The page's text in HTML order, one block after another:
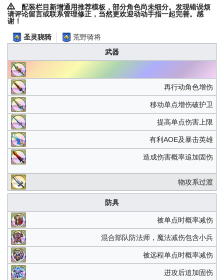
配装栏目新增通用推荐模板，部分角色尚未细分。发现错误烦
请评论留言或联系管理修正，当然更欢迎动动手指一起完善。感
谢！
圣灵骁骑
荒野骑将
武器
再行动角色增伤
移动单点增伤破护卫
提高单点伤害上限
有利AOE及暴击英雄
造成伤害概率追加固伤
物攻系过渡
防具
被单点时概率减伤
混合部队防法师，魔法减伤包含小兵
被远程单点时概率减伤
进攻后追加固伤